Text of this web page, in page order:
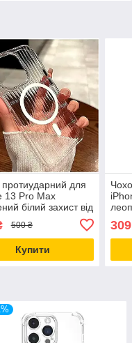
для
13 Pro Max
білий захист від
500 ₴
Купити
309